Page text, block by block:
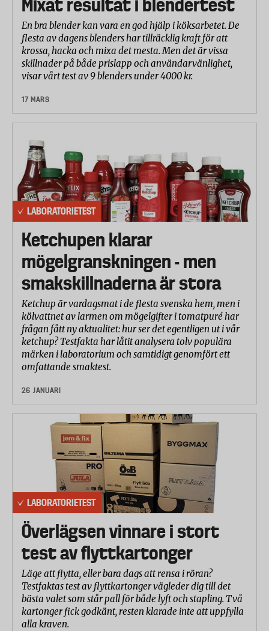
Mixat resultat i blendertest
En bra blender kan vara en god hjälp i köksarbetet. De
flesta av dagens blenders har tillräcklig kraft för att
krossa, hacka och mixa det mesta. Men det är vissa
skillnader på både prislapp och användarvänlighet,
visar vårt test av 9 blenders under 4000 kr.
17 MARS
LABORATORIETEST
Ketchupen klarar
mögelgranskningen - men
smakskillnaderna är stora
Ketchup är vardagsmat i de flesta svenska hem, men i
kölvattnet av larmen om mögelgifter i tomatpuré har
frågan fått ny aktualitet: hur ser det egentligen ut i vår
ketchup? Testfakta har låtit analysera tolv populära
märken i laboratorium och samtidigt genomfört ett
omfattande smaktest.
26 JANUARI
LABORATORIETEST
Överlägsen vinnare i stort
test av flyttkartonger
Läge att flytta, eller bara dags att rensa i röran?
Testfaktas test av flyttkartonger vägleder dig till det
bästa valet som står pall för både lyft och stapling. Två
kartonger fick godkänt, resten klarade inte att uppfylla
alla kraven.